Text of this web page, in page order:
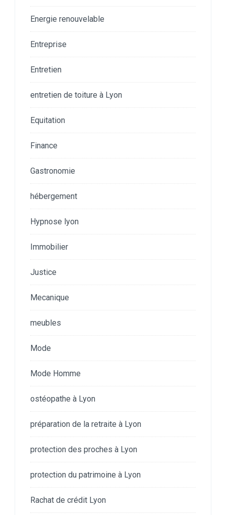
Energie renouvelable
Entreprise
Entretien
entretien de toiture à Lyon
Equitation
Finance
Gastronomie
hébergement
Hypnose lyon
Immobilier
Justice
Mecanique
meubles
Mode
Mode Homme
ostéopathe à Lyon
préparation de la retraite à Lyon
protection des proches à Lyon
protection du patrimoine à Lyon
Rachat de crédit Lyon